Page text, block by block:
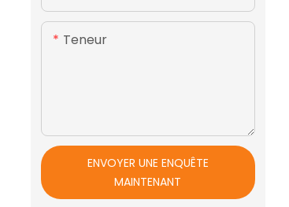
Teneur
ENVOYER UNE ENQUÊTE
MAINTENANT